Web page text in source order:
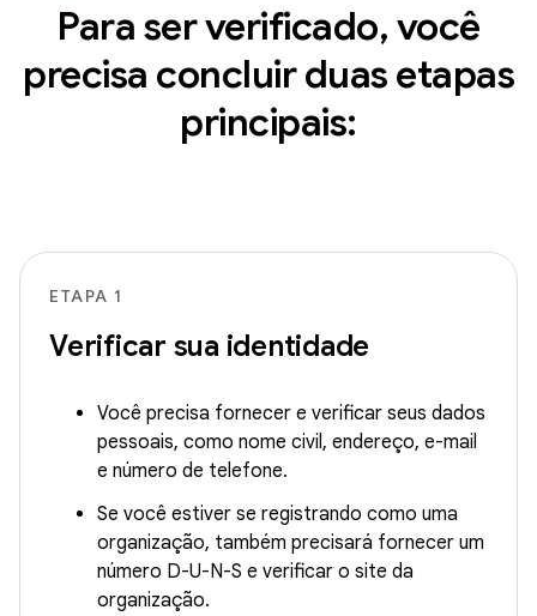
Para ser verificado, você
precisa concluir duas etapas
principais:
ETAPA 1
Verificar sua identidade
Você precisa fornecer e verificar seus dados
pessoais, como nome civil, endereço, e-mail
e número de telefone.
Se você estiver se registrando como uma
organização, também precisará fornecer um
número D-U-N-S e verificar o site da
organização.